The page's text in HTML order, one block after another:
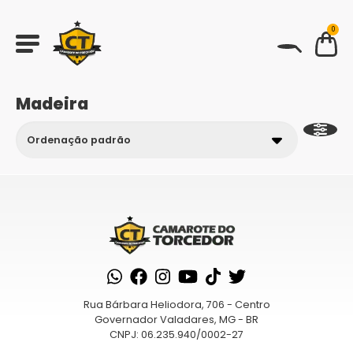
0
Madeira
Rua Bárbara Heliodora, 706 - Centro
Governador Valadares, MG - BR
CNPJ: 06.235.940/0002-27